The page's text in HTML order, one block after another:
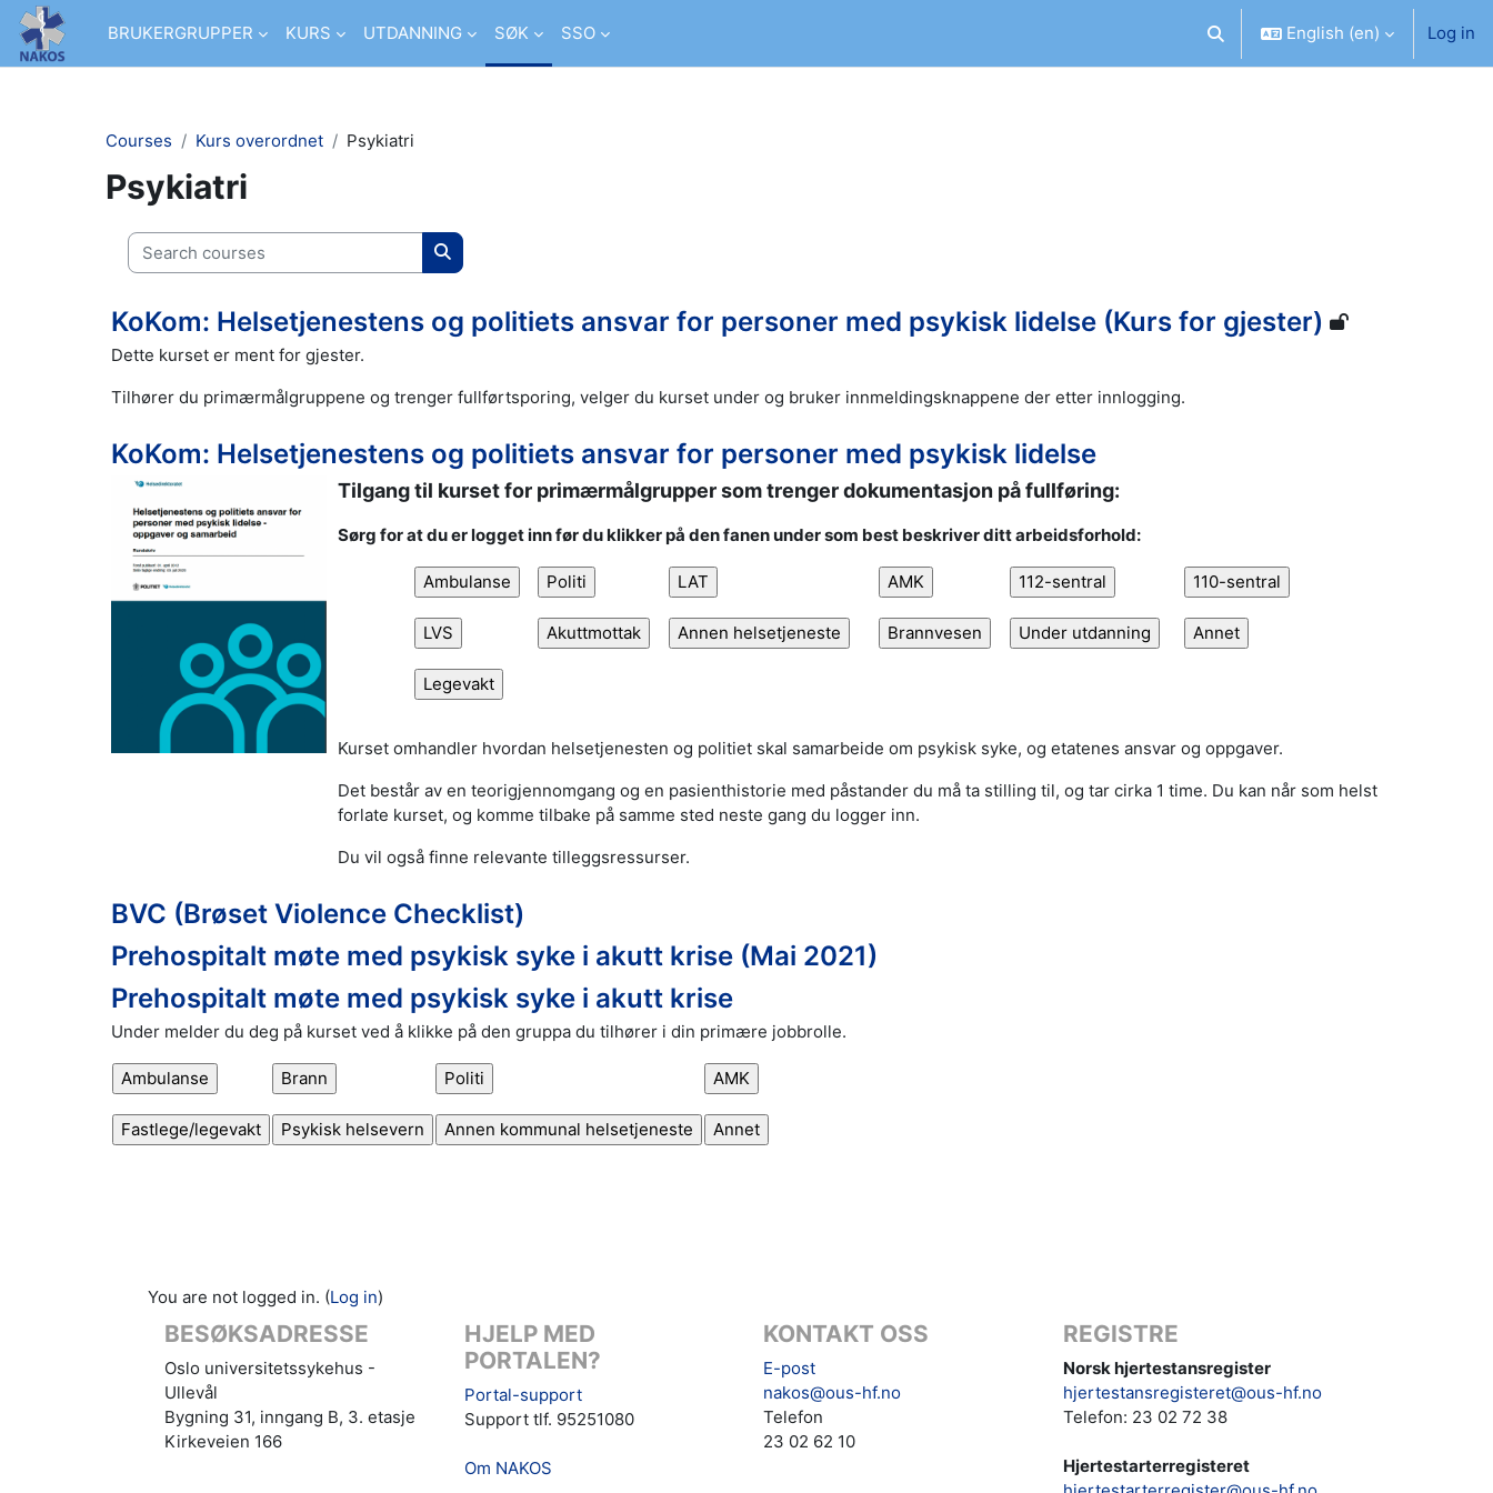
Skip to main content
BRUKERGRUPPER
KURS UTDANNING SØK SSO Toggle search input
English ‎(en)‎ Log in
Courses Kurs overordnet Psykiatri
Psykiatri
Search courses
Search courses
KoKom: Helsetjenestens og politiets ansvar for personer med psykisk lidelse (Kurs for gjester)
Dette kurset er ment for gjester.
Tilhører du primærmålgruppene og trenger fullførtsporing, velger du kurset under og bruker innmeldingsknappene der etter innlogging.
KoKom: Helsetjenestens og politiets ansvar for personer med psykisk lidelse
Tilgang til kurset for primærmålgrupper som trenger dokumentasjon på fullføring:
Sørg for at du er logget inn før du klikker på den fanen under som best beskriver ditt arbeidsforhold:
Kurset omhandler hvordan helsetjenesten og politiet skal samarbeide om psykisk syke, og etatenes ansvar og oppgaver.
Det består av en teorigjennomgang og en pasienthistorie med påstander du må ta stilling til, og tar cirka 1 time. Du kan når som helst
forlate kurset, og komme tilbake på samme sted neste gang du logger inn.
Du vil også finne relevante tilleggsressurser.
BVC (Brøset Violence Checklist)
Prehospitalt møte med psykisk syke i akutt krise (Mai 2021)
Prehospitalt møte med psykisk syke i akutt krise
Under melder du deg på kurset ved å klikke på den gruppa du tilhører i din primære jobbrolle.
You are not logged in. (Log in)
BESØKSADRESSE
Oslo universitetssykehus -
Ullevål
Bygning 31, inngang B, 3. etasje
Kirkeveien 166
HJELP MED
PORTALEN?
Portal-support
Support tlf. 95251080
Om NAKOS
KONTAKT OSS
E-post
nakos@ous-hf.no
Telefon
23 02 62 10
REGISTRE
Norsk hjertestansregister
hjertestansregisteret@ous-hf.no
Telefon: 23 02 72 38
Hjertestarterregisteret